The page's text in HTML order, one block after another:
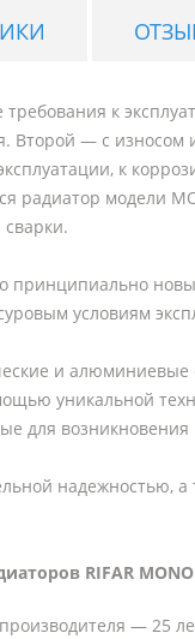
к
Второй — с
к
радиатор модели
принципиально
условиям
и алюминиевые
уникальной
для возникновения
надежностью,
RIFAR
— 25